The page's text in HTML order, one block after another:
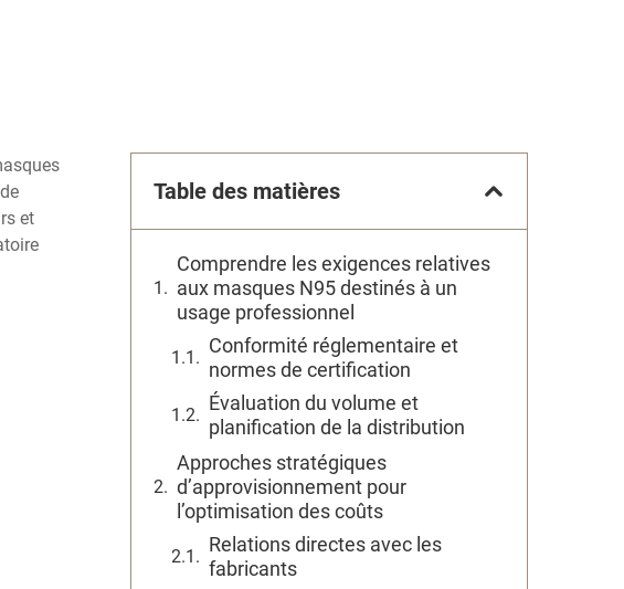
et
Table des matières
Comprendre les exigences relatives
aux masques N95 destinés à un
usage professionnel
Conformité réglementaire et
normes de certification
Évaluation du volume et
planification de la distribution
Approches stratégiques
d’approvisionnement pour
l’optimisation des coûts
Relations directes avec les
fabricants